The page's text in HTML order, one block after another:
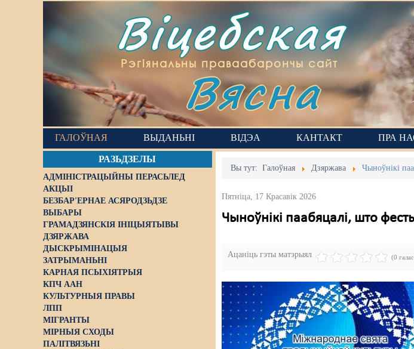
Віцебская
Рэгіянальны праваабарончы сайт
Вясна
ГАЛОЎНАЯ ВЫДАНЬНІ ВІДЭА КАНТАКТ ПРА
РАЗЬДЗЕЛЫ
АДМІНІСТРАЦЫЙНЫ ПЕРАСЬЛЕД
АКЦЫІ
БЕЗБАР'ЕРНАЕ АСЯРОДЗЬДЗЕ
ВЫБАРЫ
ГРАМАДЗЯНСКІЯ ІНІЦЫЯТЫВЫ
ДЗЯРЖАВА
ДЫСКРЫМІНАЦЫЯ
ЗАТРЫМАНЬНІ
КАРНАЯ ПСЫХІЯТРЫЯ
КПЧ ААН
КУЛЬТУРНЫЯ ПРАВЫ
ЛПП
МІГРАНТЫ
МІРНЫЯ СХОДЫ
ПАЛІТВЯЗЬНІ
Вы тут:Галоўная Дзяржава Чыноўнікі
Пятніца, 17 Красавік 2026
Чыноўнікі паабяцалі, што
Ацаніць гэты матэрыял (0